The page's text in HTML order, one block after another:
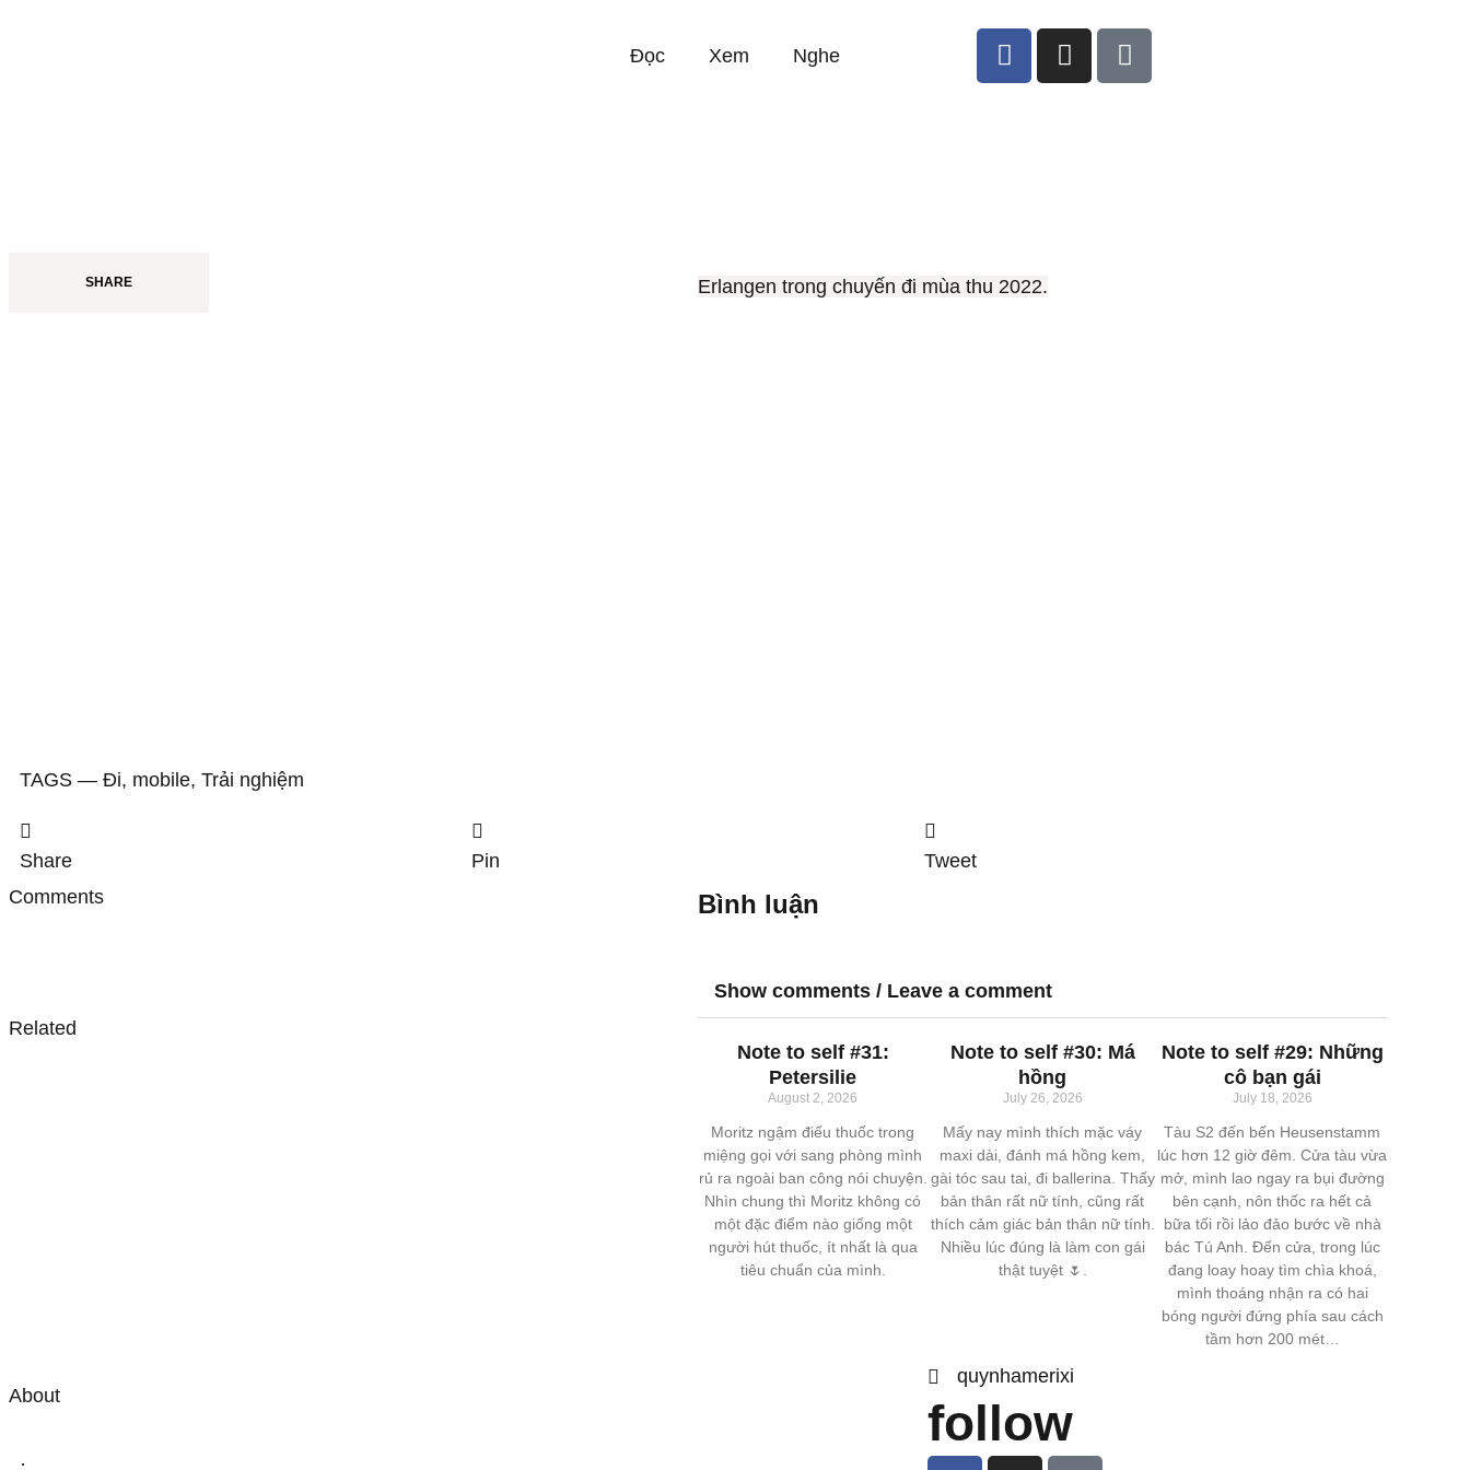
Đọc Xem Nghe
SHARE Erlangen trong chuyến đi mùa thu 2022.
TAGS ― Đi, mobile, Trải nghiệm
Share Pin
Tweet
Comments
Bình luận
Show comments / Leave a comment
Related
Note to self #31:
Petersilie
August 2, 2026
Moritz ngậm điếu thuốc trong
miệng gọi với sang phòng mình
rủ ra ngoài ban công nói chuyện.
Nhìn chung thì Moritz không có
một đặc điểm nào giống một
người hút thuốc, ít nhất là qua
tiêu chuẩn của mình.
Note to self #30: Má
hồng
July 26, 2026
Mấy nay mình thích mặc váy
maxi dài, đánh má hồng kem,
gài tóc sau tai, đi ballerina. Thấy
bản thân rất nữ tính, cũng rất
thích cảm giác bản thân nữ tính.
Nhiều lúc đúng là làm con gái
thật tuyệt 🌷.
Note to self #29: Những
cô bạn gái
July 18, 2026
Tàu S2 đến bến Heusenstamm
lúc hơn 12 giờ đêm. Cửa tàu vừa
mở, mình lao ngay ra bụi đường
bên cạnh, nôn thốc ra hết cả
bữa tối rồi lảo đảo bước về nhà
bác Tú Anh. Đến cửa, trong lúc
đang loay hoay tìm chìa khoá,
mình thoáng nhận ra có hai
bóng người đứng phía sau cách
tầm hơn 200 mét…
About
·
quynhamerixi
follow